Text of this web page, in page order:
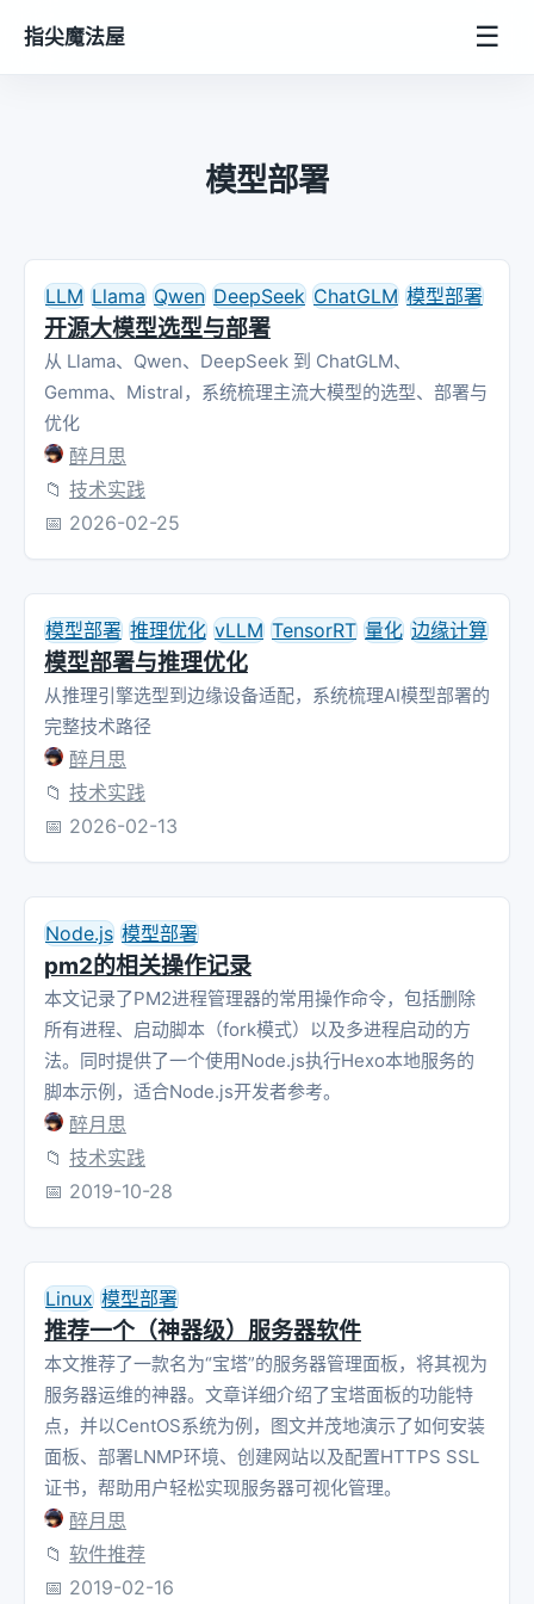
指尖魔法屋 ☰
模型部署
LLM Llama Qwen DeepSeek ChatGLM 模型部署
开源大模型选型与部署
从 Llama、Qwen、DeepSeek 到 ChatGLM、
Gemma、Mistral，系统梳理主流大模型的选型、部署与
优化
醉月思
📁 技术实践
📅 2026-02-25
模型部署 推理优化 vLLM TensorRT 量化 边缘计算
模型部署与推理优化
从推理引擎选型到边缘设备适配，系统梳理AI模型部署的
完整技术路径
醉月思
📁 技术实践
📅 2026-02-13
Node.js 模型部署
pm2的相关操作记录
本文记录了PM2进程管理器的常用操作命令，包括删除
所有进程、启动脚本（fork模式）以及多进程启动的方
法。同时提供了一个使用Node.js执行Hexo本地服务的
脚本示例，适合Node.js开发者参考。
醉月思
📁 技术实践
📅 2019-10-28
Linux 模型部署
推荐一个（神器级）服务器软件
本文推荐了一款名为“宝塔”的服务器管理面板，将其视为
服务器运维的神器。文章详细介绍了宝塔面板的功能特
点，并以CentOS系统为例，图文并茂地演示了如何安装
面板、部署LNMP环境、创建网站以及配置HTTPS SSL
证书，帮助用户轻松实现服务器可视化管理。
醉月思
📁 软件推荐
📅 2019-02-16